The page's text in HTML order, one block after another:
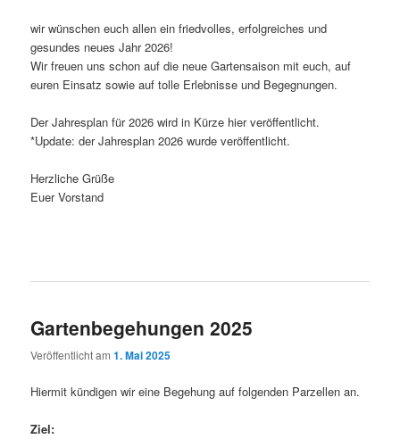
wir wünschen euch allen ein friedvolles, erfolgreiches und
gesundes neues Jahr 2026!
Wir freuen uns schon auf die neue Gartensaison mit euch, auf
euren Einsatz sowie auf tolle Erlebnisse und Begegnungen.
Der Jahresplan für 2026 wird in Kürze hier veröffentlicht.
*Update: der Jahresplan 2026 wurde veröffentlicht.
Herzliche Grüße
Euer Vorstand
Gartenbegehungen 2025
Veröffentlicht am1. Mai 2025
Hiermit kündigen wir eine Begehung auf folgenden Parzellen an.
Ziel: